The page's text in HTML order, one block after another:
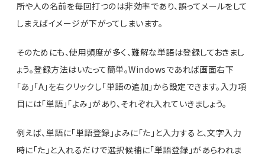
所や人の名前を毎回打つのは非効率であり、誤ってメールをして
しまえばイメージが下がってしまいます。
そのためにも、使用頻度が多く、難解な単語は登録しておきまし
ょう。登録方法はいたって簡単。Windowsであれば画面右下
「あ」「A」を右クリックし「単語の追加」から設定できます。入力項
目には「単語」「よみ」があり、それぞれ入れていきましょう。
例えば、単語に「単語登録」よみに「た」と入力すると、文字入力
時に「た」と入れるだけで選択候補に「単語登録」があらわれま